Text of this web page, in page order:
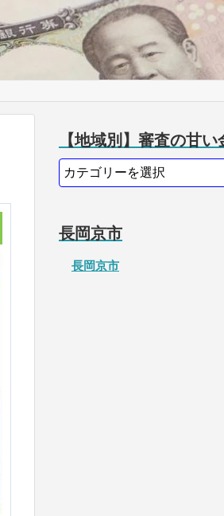
【地域別】審査の甘い
長岡京市
長岡京市